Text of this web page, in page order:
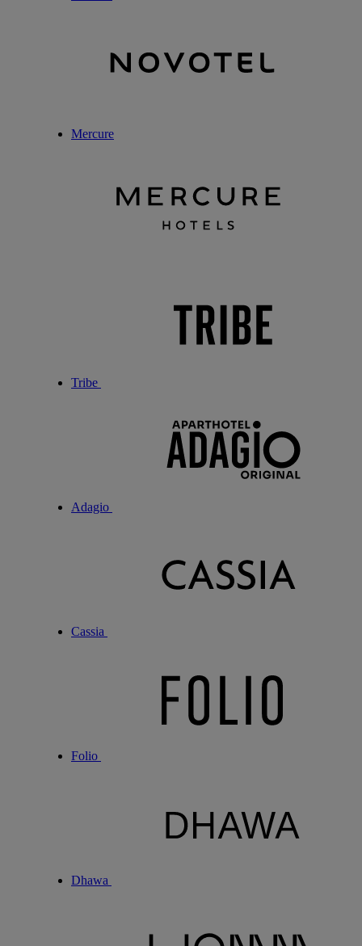
Mercure
Tribe
Adagio
Cassia
Folio
Dhawa